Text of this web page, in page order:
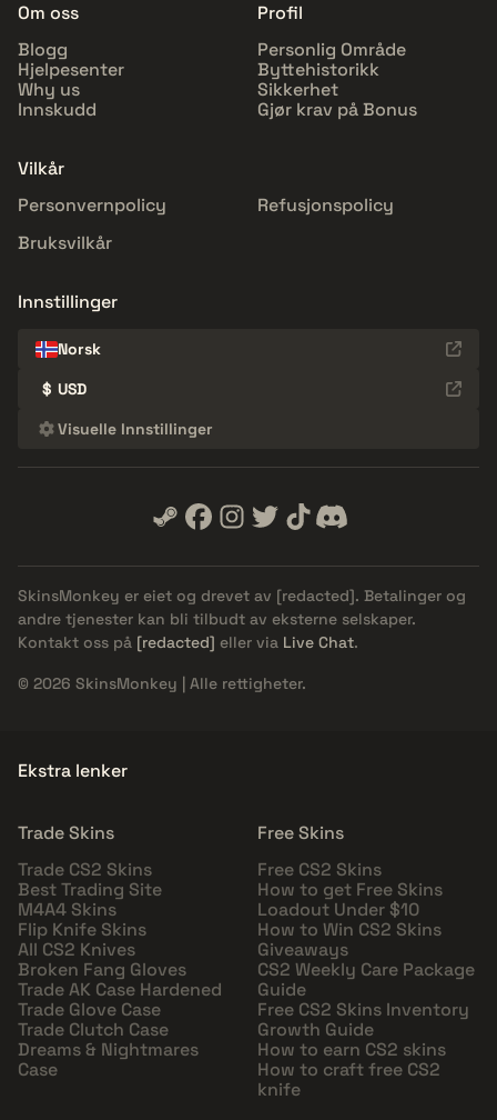
Om oss
Blogg
Hjelpesenter
Why us
Innskudd
Profil
Personlig Område
Byttehistorikk
Sikkerhet
Gjør krav på Bonus
Vilkår
Personvernpolicy
Refusjonspolicy
Bruksvilkår
Innstillinger
Norsk
$ USD
Visuelle Innstillinger
SkinsMonkey er eiet og drevet av [redacted]. Betalinger og
andre tjenester kan bli tilbudt av eksterne selskaper.
Kontakt oss på [redacted] eller via Live Chat.
© 2026 SkinsMonkey | Alle rettigheter.
Ekstra lenker
Trade Skins
Trade CS2 Skins
Best Trading Site
M4A4 Skins
Flip Knife Skins
All CS2 Knives
Broken Fang Gloves
Trade AK Case Hardened
Trade Glove Case
Trade Clutch Case
Dreams & Nightmares
Case
Free Skins
Free CS2 Skins
How to get Free Skins
Loadout Under $10
How to Win CS2 Skins
Giveaways
CS2 Weekly Care Package
Guide
Free CS2 Skins Inventory
Growth Guide
How to earn CS2 skins
How to craft free CS2
knife